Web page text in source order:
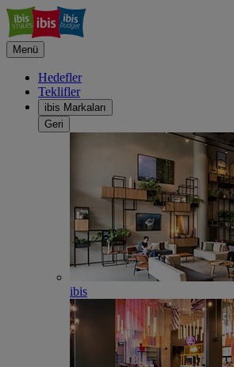
Menü
Hedefler
Teklifler
ibis Markaları
Geri
ibis